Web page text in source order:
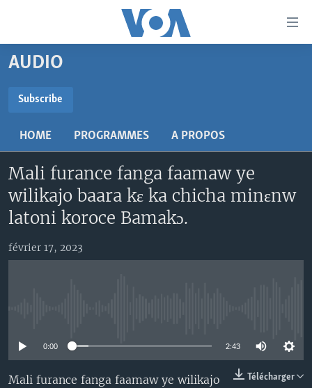
Menu
principal
navigation
principale
Retour
recherche
MALI KURA
RADIO
AN BA FO!
FARAFINA FOLI
Learning English
SUIVEZ-NOUS
AUDIO
Subscribe
HOME PROGRAMMES A PROPOS
Mali furance fanga faamaw ye
wilikajo baara kɛ ka chicha minɛnw
latoni koroce Bamakɔ.
février 17, 2023
0:00 2:43
Télécharger
Mali furance fanga faamaw ye wilikajo